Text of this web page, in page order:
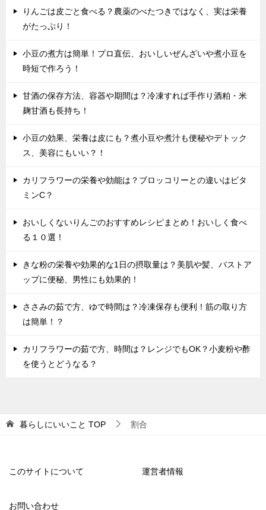
りんごは皮ごと食べる？農薬のべたつきではなく、実は栄養
がたっぷり！
小豆の煮方は簡単！プロ直伝、おいしいぜんざいや煮小豆を
時短で作ろう！
甘酒の保存方法、容器や期間は？冷凍すれば手作り酒粕・米
麹甘酒も長持ち！
小豆の効果、栄養は皮にも？煮小豆や煮汁も便秘やデトック
ス、美容にもいい？！
カリフラワーの栄養や効能は？ブロッコリーとの違いはビタ
ミンC？
おいしくないりんごのおすすめレシピまとめ！おいしく食べ
る１０選！
きな粉の栄養や効果的な1日の摂取量は？美肌や髪、バストア
ップに便秘、男性にも効果的！
ささみの茹で方、ゆで時間は？冷凍保存も便利！筋の取り方
は簡単！？
カリフラワーの茹で方、時間は？レンジでもOK？小麦粉や酢
を使うとどうなる？
暮らしにいいこと TOP 割合
このサイトについて 運営者情報
お問い合わせ